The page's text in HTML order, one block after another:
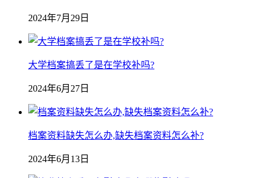
2024年7月29日
大学档案搞丢了是在学校补吗?
2024年6月27日
档案资料缺失怎么办,缺失档案资料怎么补?
2024年6月13日